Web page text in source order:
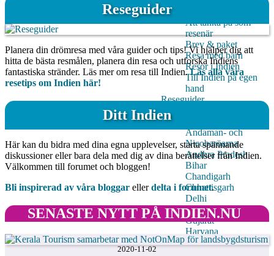
Att tänka på som
resenär
Brev & paket
Resa med barn
Resor i Indien
Till Indien på egen
hand
Reseguider
Andaman- och
Nicobaröarna
Andhra Pradesh
Bihar
Chandigarh
Chhattisgarh
Delhi
Goa
Gujarat
Haryana
Himachal Pradesh
Reseguider
Planera din drömresa med våra guider och tips! Vi hjälper dig att
hitta de bästa resmålen, planera din resa och utforska Indiens
fantastiska stränder. Läs mer om resa till Indien. Läs alla våra
resetips om Indien här!
Ditt Indien
Här kan du bidra med dina egna upplevelser, starta spännande
diskussioner eller bara dela med dig av dina berättelser från Indien.
Välkommen till forumet och bloggen!
Bli inspirerad av våra bloggar ellerdelta i forumet.
SENASTE NYTT PÅ INDIEN.NU
2020-11-02